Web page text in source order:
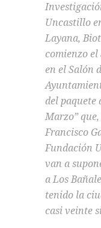
Uncastillo
Layana,
comienzo el
en el Salón
del paquete
Marzo”
Francisco
Fundación
van a
a Los
tenido la
casi veinte